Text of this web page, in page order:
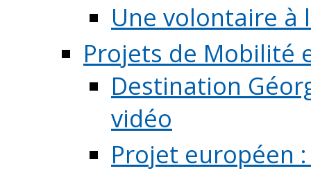
Une volontaire à
Projets de Mobilité
Destination
vidéo
Projet européen